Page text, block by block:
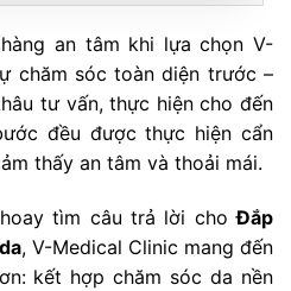
an tâm khi lựa chọn V-
chăm sóc toàn diện trước –
tư vấn, thực hiện cho đến
đều được thực hiện cẩn
thấy an tâm và thoải mái.
tìm câu trả lời choĐắp
, V-Medical Clinic mang đến
kết hợp chăm sóc da nền